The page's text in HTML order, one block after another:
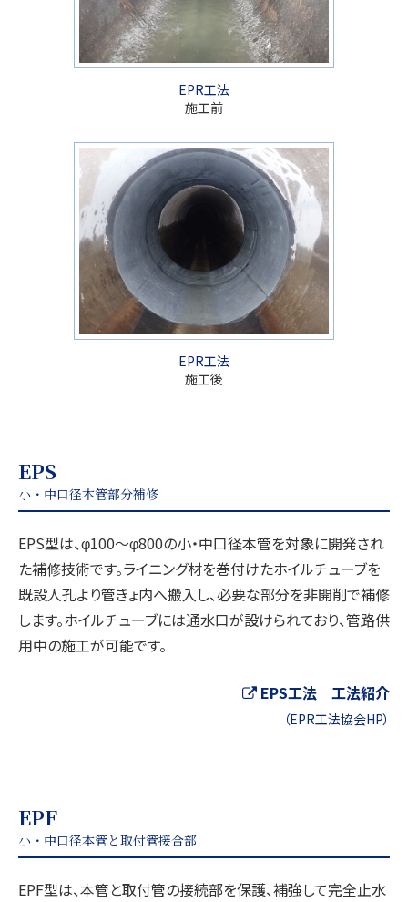
EPR工法
施工前
EPR工法
施工後
EPS
小・中口径本管部分補修
EPS型は、φ100～φ800の小・中口径本管を対象に開発され
た補修技術です。ライニング材を巻付けたホイルチューブを
既設人孔より管きょ内へ搬入し、必要な部分を非開削で補修
します。ホイルチューブには通水口が設けられており、管路供
用中の施工が可能です。
EPS工法 工法紹介
（EPR工法協会HP）
EPF
小・中口径本管と取付管接合部
EPF型は、本管と取付管の接続部を保護、補強して完全止水